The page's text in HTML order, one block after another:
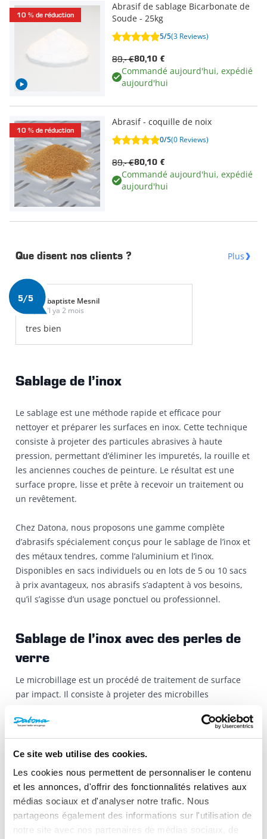
Ce site web utilise des cookies.
Les cookies nous permettent de personnaliser le contenu
et les annonces, d'offrir des fonctionnalités relatives aux
médias sociaux et d'analyser notre trafic. Nous
partageons également des informations sur l'utilisation de
notre site avec nos partenaires de médias sociaux, de
10 % de réduction
Abrasif de sablage Bicarbonate de
Soude - 25kg
5/5(3 Reviews)
80,10 €
89,- €
Commandé aujourd'hui, expédié
aujourd'hui
10 % de réduction
Abrasif - coquille de noix
0/5(0 Reviews)
80,10 €
89,- €
Commandé aujourd'hui, expédié
aujourd'hui
Que disent nos clients ? Plus
5/5
baptiste Mesnil
Il ya 2 mois
tres bien
Sablage de l’inox
Le sablage est une méthode rapide et efficace pour
nettoyer et préparer les surfaces en inox. Cette technique
consiste à projeter des particules abrasives à haute
pression, permettant d’éliminer les impuretés, la rouille et
les anciennes couches de peinture. Le résultat est une
surface propre, lisse et prête à recevoir un traitement ou
un revêtement.
Chez Datona, nous proposons une gamme complète
d’abrasifs spécialement conçus pour le sablage de l’inox et
des métaux tendres, comme l’aluminium et l’inox.
Disponibles en sacs individuels ou en lots de 5 ou 10 sacs
à prix avantageux, nos abrasifs s’adaptent à vos besoins,
qu’il s’agisse d’un usage ponctuel ou professionnel.
Sablage de l’inox avec des perles de
verre
Le microbillage est un procédé de traitement de surface
par impact. Il consiste à projeter des microbilles
décaper sans l'abîmer. La surface obtenue est satinée
brillante.
automobiles en cabine de sablage, car elle ne provoque ni
rayures ni détériorations.
Besoin d’équipements complémentaires ? Datona met à